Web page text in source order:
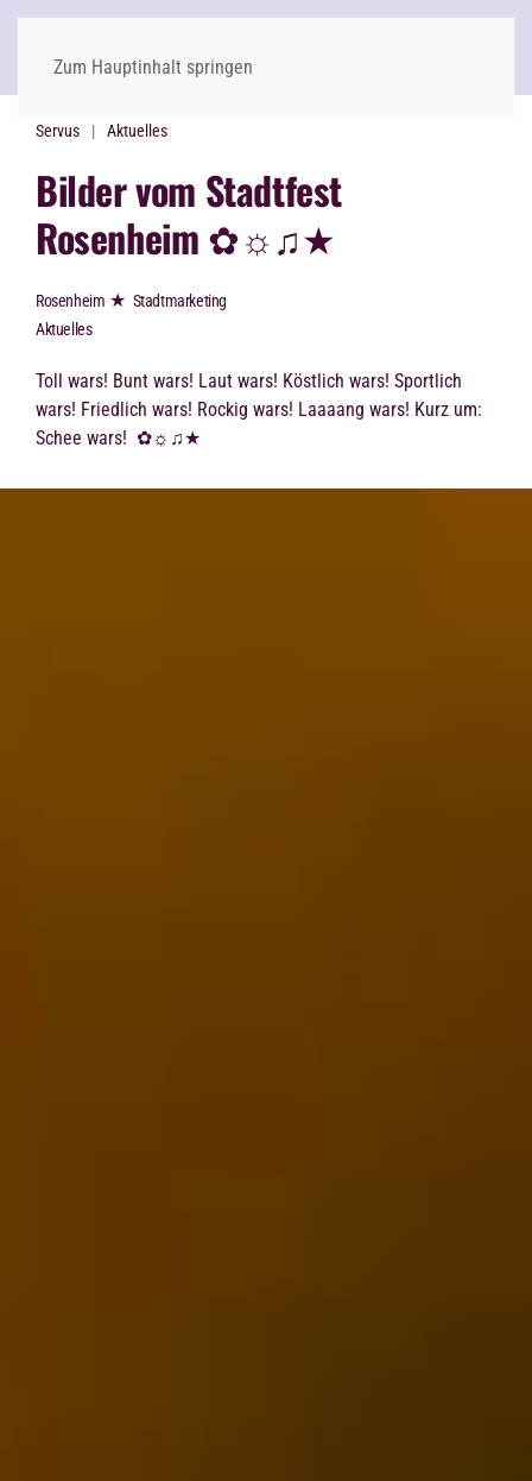
Zum Hauptinhalt springen
Servus Aktuelles
Bilder vom Stadtfest
Rosenheim ✿☼♫★
Rosenheim ★ Stadtmarketing
Aktuelles
Toll wars! Bunt wars! Laut wars! Köstlich wars! Sportlich
wars! Friedlich wars! Rockig wars! Laaaang wars! Kurz um:
Schee wars! ✿☼♫★